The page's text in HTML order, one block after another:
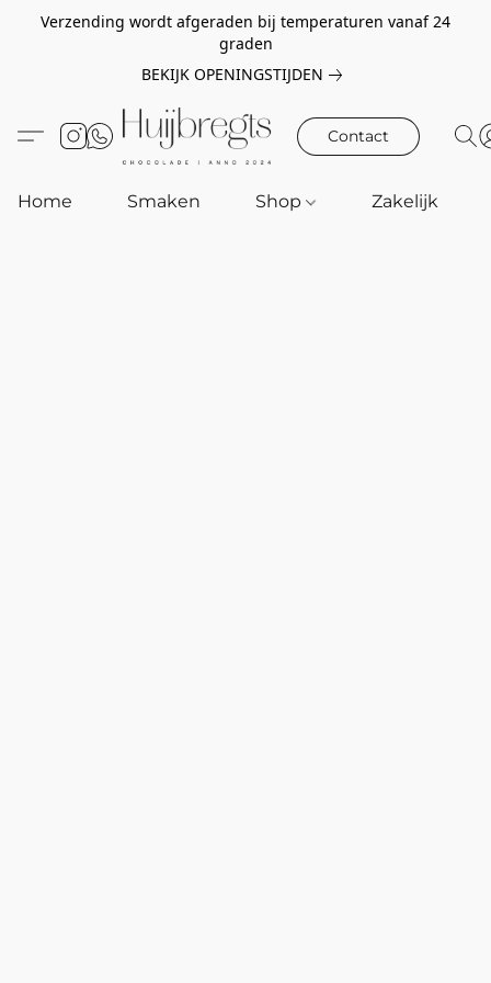
Verzending wordt afgeraden bij temperaturen vanaf 24
graden
BEKIJK OPENINGSTIJDEN
Contact
Home Smaken Shop Zakelijk